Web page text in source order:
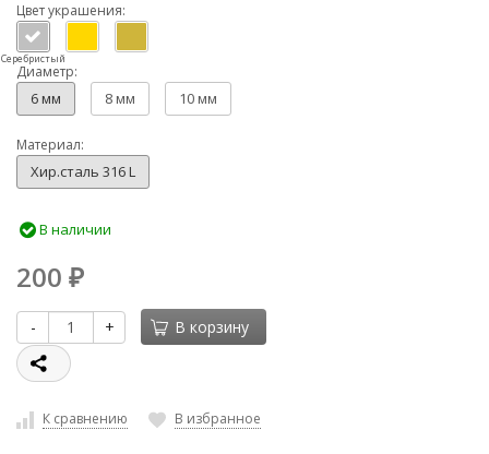
Цвет украшения:
Серебристый
Диаметр:
6 мм 8 мм 10 мм
Материал:
Хир.сталь 316 L
В наличии
200 ₽
- + В корзину
К сравнению В избранное